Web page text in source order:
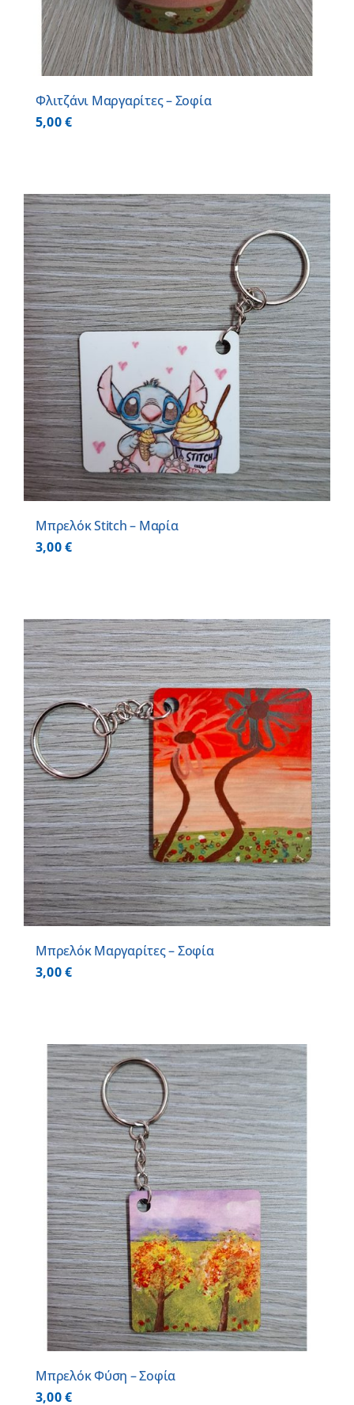
Φλιτζάνι Μαργαρίτες – Σοφία
5,00€
Μπρελόκ Stitch – Μαρία
3,00€
Μπρελόκ Μαργαρίτες – Σοφία
3,00€
Μπρελόκ Φύση – Σοφία
3,00€